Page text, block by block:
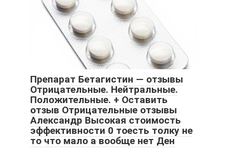
Препарат Бетагистин — отзывы
Отрицательные. Нейтральные.
Положительные. + Оставить
отзыв Отрицательные отзывы
Александр Высокая стоимость
эффективности 0 тоесть толку не
то что мало а вообще нет Ден